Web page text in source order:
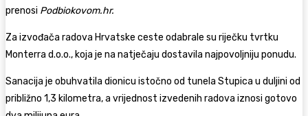
prenosi Podbiokovom.hr.
Za izvođača radova Hrvatske ceste odabrale su riječku tvrtku
Monterra d.o.o., koja je na natječaju dostavila najpovoljniju ponudu.
Sanacija je obuhvatila dionicu istočno od tunela Stupica u duljini od
približno 1,3 kilometra, a vrijednost izvedenih radova iznosi gotovo